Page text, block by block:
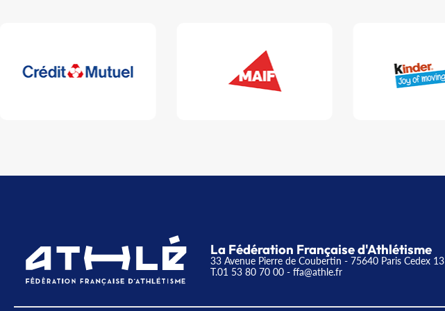
La Fédération Française d'Athlétisme
33 Avenue Pierre de Coubertin - 75640 Paris Cedex 13
T.01 53 80 70 00 - ffa@athle.fr